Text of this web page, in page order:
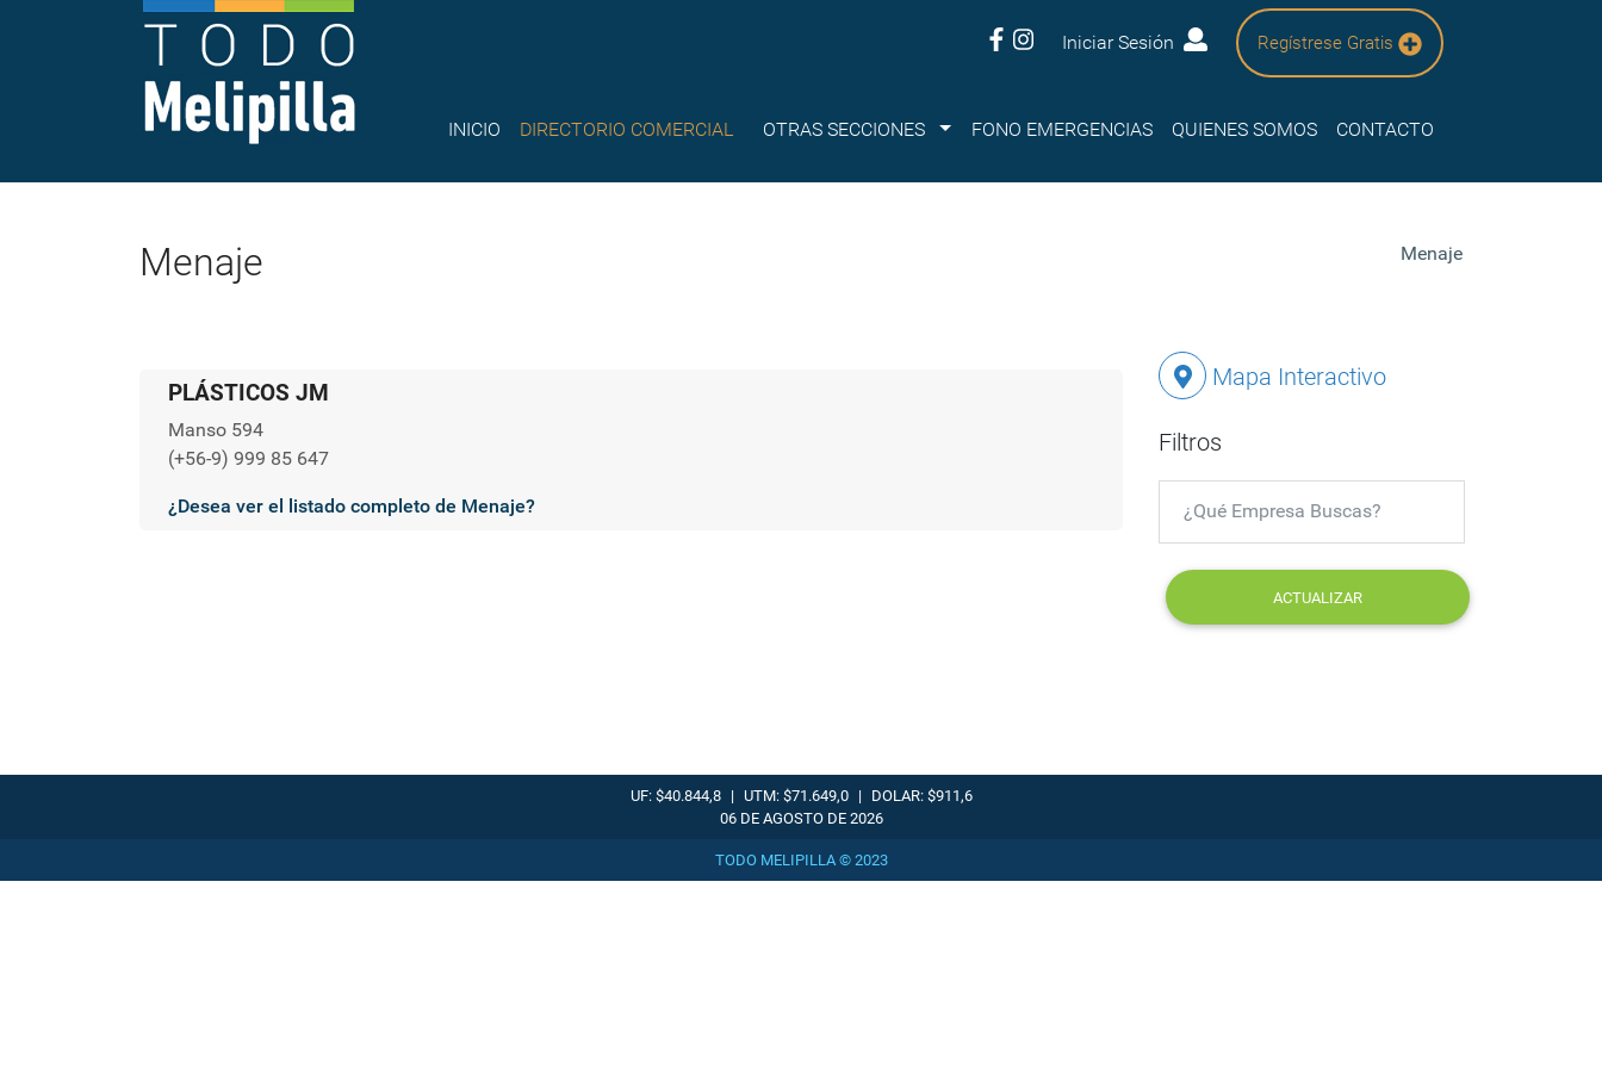
Iniciar Sesión Regístrese Gratis
INICIO DIRECTORIO COMERCIAL OTRAS SECCIONES Submenu
FONO EMERGENCIAS QUIENES SOMOS CONTACTO
Menaje Menaje
Mapa Interactivo
Filtros
ACTUALIZAR
PLÁSTICOS JM
Manso 594
(+56-9) 999 85 647
¿Desea ver el listado completo de Menaje?
UF: $40.844,8 | UTM: $71.649,0 |
DOLAR: $911,6
06 DE AGOSTO DE 2026
TODO MELIPILLA © 2023